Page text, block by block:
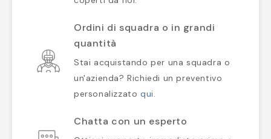
Ordini di squadra o in grandi
quantità
Stai acquistando per una squadra o
un'azienda? Richiedi un preventivo
personalizzato qui.
Chatta con un esperto